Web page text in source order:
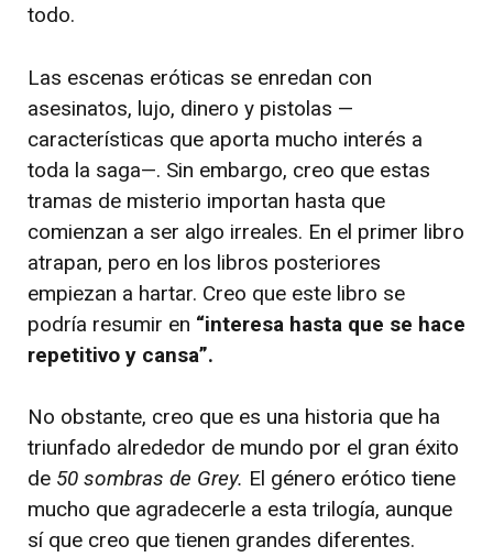
todo.
Las escenas eróticas se enredan con
asesinatos, lujo, dinero y pistolas —
características que aporta mucho interés a
toda la saga—. Sin embargo, creo que estas
tramas de misterio importan hasta que
comienzan a ser algo irreales. En el primer libro
atrapan, pero en los libros posteriores
empiezan a hartar. Creo que este libro se
podría resumir en “interesa hasta que se hace
repetitivo y cansa”.
No obstante, creo que es una historia que ha
triunfado alrededor de mundo por el gran éxito
de 50 sombras de Grey. El género erótico tiene
mucho que agradecerle a esta trilogía, aunque
sí que creo que tienen grandes diferentes.